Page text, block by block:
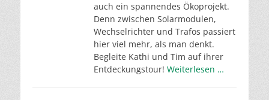
auch ein spannendes Ökoprojekt.
Denn zwischen Solarmodulen,
Wechselrichter und Trafos passiert
hier viel mehr, als man denkt.
Begleite Kathi und Tim auf ihrer
Entdeckungstour! Weiterlesen …